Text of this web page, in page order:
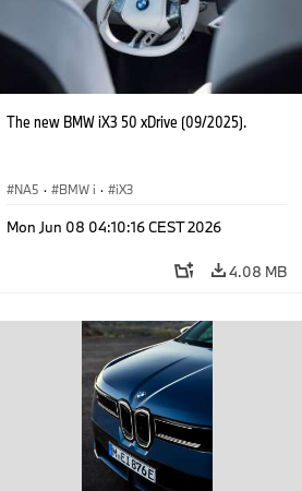
The new BMW iX3 50 xDrive (09/2025).
NA5 · BMW i · iX3
Mon Jun 08 04:10:16 CEST 2026
4.08 MB